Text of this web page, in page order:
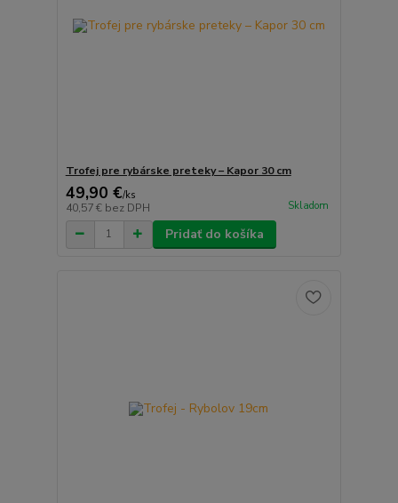
Trofej pre rybárske preteky – Kapor 30 cm
49,90 €/ks
40,57 € bez DPH Skladom
Pridať do košíka